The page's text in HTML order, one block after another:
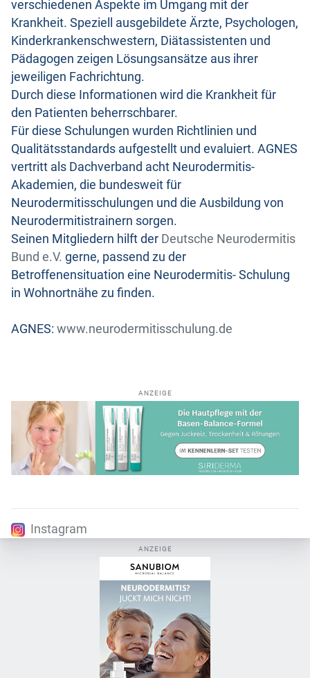
verschiedenen Aspekte im Umgang mit der
Krankheit. Speziell ausgebildete Ärzte, Psychologen,
Kinderkrankenschwestern, Diätassistenten und
Pädagogen zeigen Lösungsansätze aus ihrer
jeweiligen Fachrichtung.
Durch diese Informationen wird die Krankheit für
den Patienten beherrschbarer.
Für diese Schulungen wurden Richtlinien und
Qualitätsstandards aufgestellt und evaluiert. AGNES
vertritt als Dachverband acht Neurodermitis-
Akademien, die bundesweit für
Neurodermitisschulungen und die Ausbildung von
Neurodermitistrainern sorgen.
Seinen Mitgliedern hilft der Deutsche Neurodermitis
Bund e.V. gerne, passend zu der
Betroffenensituation eine Neurodermitis- Schulung
in Wohnortnähe zu finden.
AGNES: www.neurodermitisschulung.de
ANZEIGE
Instagram
ANZEIGE